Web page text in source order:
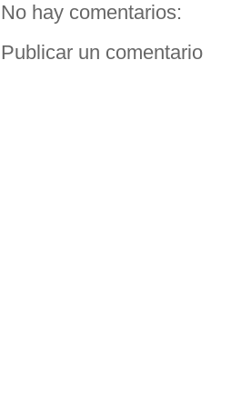
No hay comentarios:
Publicar un comentario